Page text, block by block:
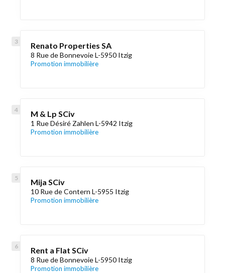
Renato Properties SA
8 Rue de Bonnevoie L-5950 Itzig
Promotion immobilière
M & Lp SCiv
1 Rue Désiré Zahlen L-5942 Itzig
Promotion immobilière
Mija SCiv
10 Rue de Contern L-5955 Itzig
Promotion immobilière
Rent a Flat SCiv
8 Rue de Bonnevoie L-5950 Itzig
Promotion immobilière